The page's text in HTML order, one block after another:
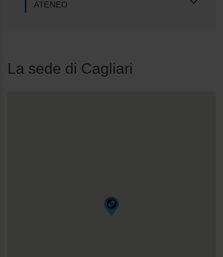
ATENEO
La sede di Cagliari